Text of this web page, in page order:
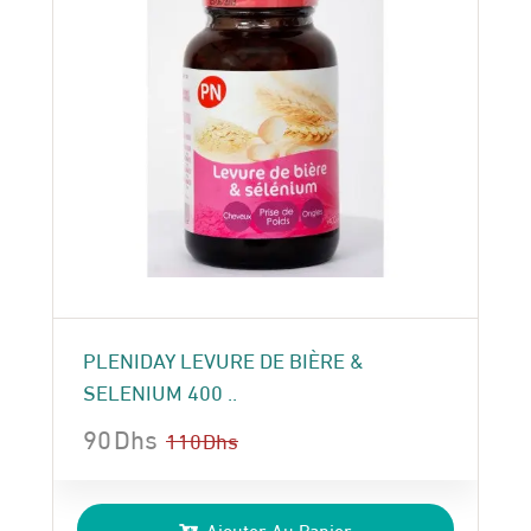
PLENIDAY LEVURE DE BIÈRE &
SELENIUM 400 ..
110Dhs
prix
90Dhs
prix